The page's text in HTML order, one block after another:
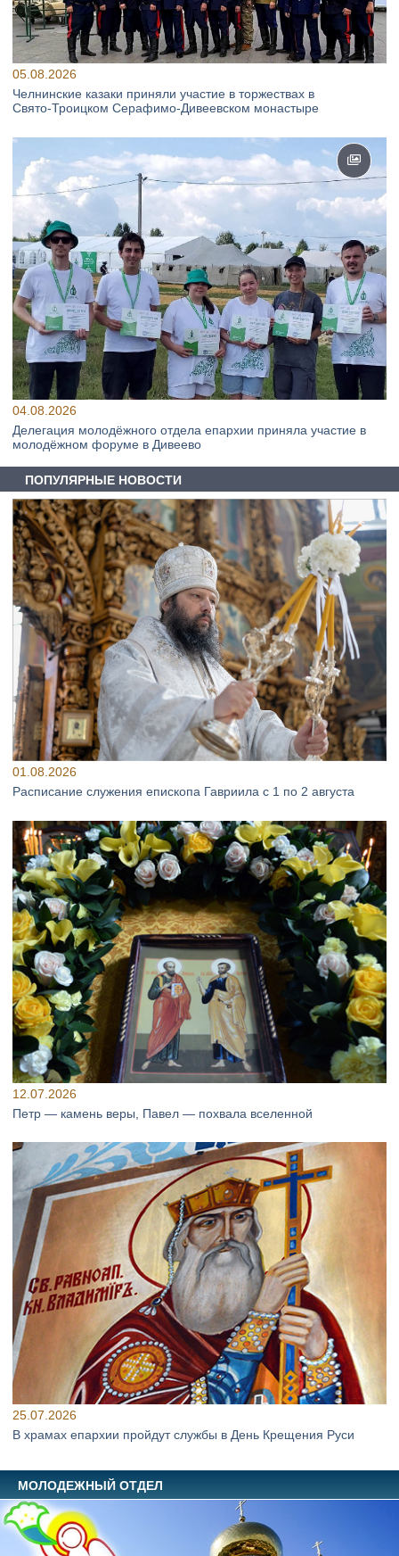
05.08.2026
Челнинские казаки приняли участие в торжествах в
Свято‑Троицком Серафимо‑Дивеевском монастыре
04.08.2026
Делегация молодёжного отдела епархии приняла участие в
молодёжном форуме в Дивеево
ПОПУЛЯРНЫЕ НОВОСТИ
01.08.2026
Расписание служения епископа Гавриила с 1 по 2 августа
12.07.2026
Петр — камень веры, Павел — похвала вселенной
25.07.2026
В храмах епархии пройдут службы в День Крещения Руси
МОЛОДЕЖНЫЙ ОТДЕЛ